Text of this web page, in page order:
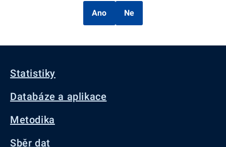
Ano
Ne
Statistiky
Databáze a aplikace
Metodika
Sběr dat